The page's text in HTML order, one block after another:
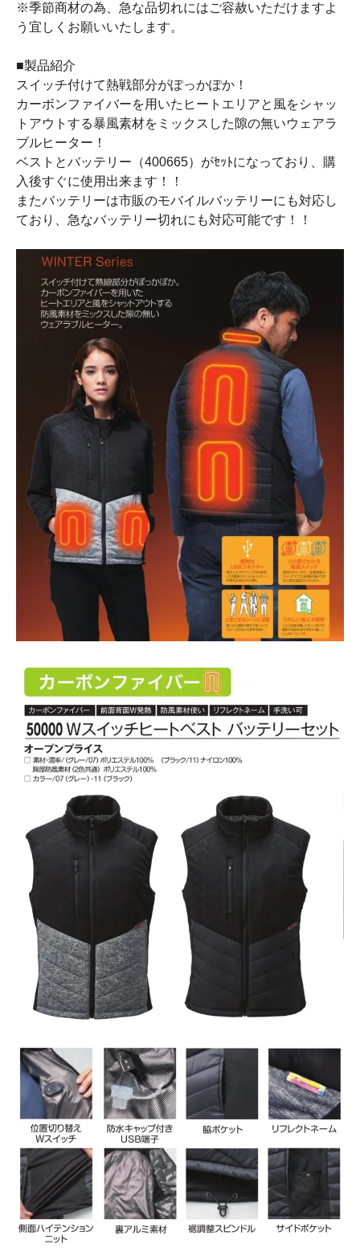
※季節商材の為、急な品切れにはご容赦いただけますよ
う宜しくお願いいたします。
■製品紹介
スイッチ付けて熱戦部分がぽっかぽか！
カーボンファイバーを用いたヒートエリアと風をシャッ
トアウトする暴風素材をミックスした隙の無いウェアラ
ブルヒーター！
ベストとバッテリー（400665）がｾｯﾄになっており、購
入後すぐに使用出来ます！！
またバッテリーは市販のモバイルバッテリーにも対応し
ており、急なバッテリー切れにも対応可能です！！